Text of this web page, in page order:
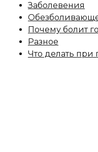
Заболевения
Почему болит
Разное
Что делать при